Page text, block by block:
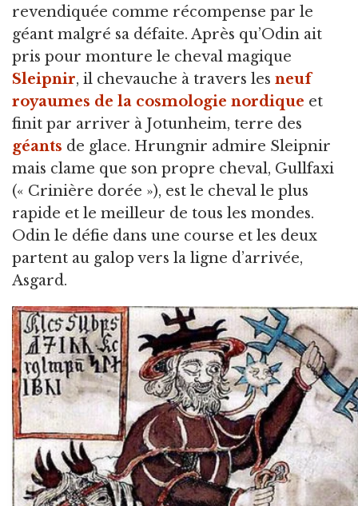
revendiquée comme récompense par le
géant malgré sa défaite. Après qu’Odin ait
pris pour monture le cheval magique
Sleipnir, il chevauche à travers les neuf
royaumes de la cosmologie nordique et
finit par arriver à Jotunheim, terre des
géants de glace. Hrungnir admire Sleipnir
mais clame que son propre cheval, Gullfaxi
(« Crinière dorée »), est le cheval le plus
rapide et le meilleur de tous les mondes.
Odin le défie dans une course et les deux
partent au galop vers la ligne d’arrivée,
Asgard.